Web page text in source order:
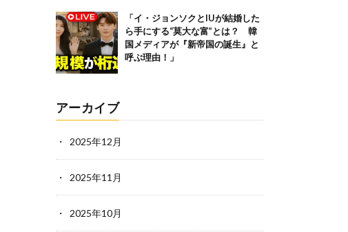
「イ・ジョンソクとIUが結婚した
ら手にする“莫大な富”とは？ 韓
国メディアが『新帝国の誕生』と
呼ぶ理由！」
アーカイブ
2025年12月
2025年11月
2025年10月